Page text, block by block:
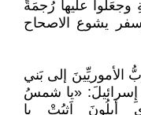
وجعَلوا علَيها رُجمَةً
يشوع الاصحاح
الأموريِّينَ إلى بَني
إِسرائيلَ: «يا شمسُ
اَثبُتْ يا